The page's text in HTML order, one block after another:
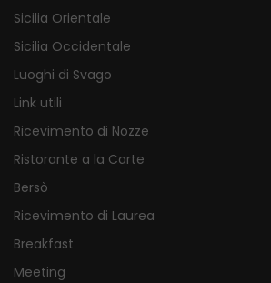
Sicilia Orientale
Sicilia Occidentale
Luoghi di Svago
Link utili
Ricevimento di Nozze
Ristorante a la Carte
Bersò
Ricevimento di Laurea
Breakfast
Meeting